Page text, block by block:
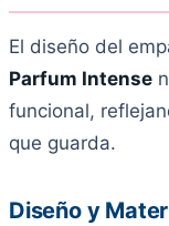
El diseño del
Parfum Intense
funcional,
que guarda.
Diseño y